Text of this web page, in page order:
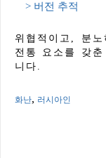
> 버전 추적
위협적이고, 분
전통 요소를 갖
니다.
화난, 러시아인